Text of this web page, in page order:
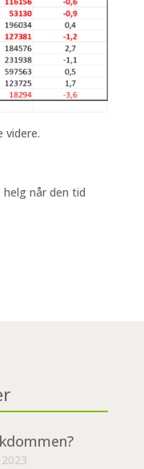
videre.
når den tid